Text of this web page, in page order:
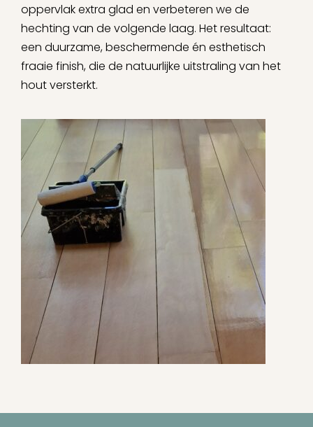
oppervlak extra glad en verbeteren we de
hechting van de volgende laag. Het resultaat:
een duurzame, beschermende én esthetisch
fraaie finish, die de natuurlijke uitstraling van het
hout versterkt.